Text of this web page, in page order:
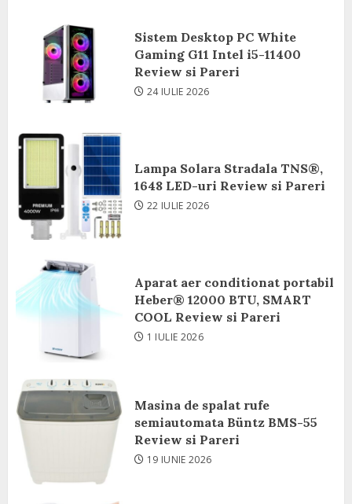
Sistem Desktop PC White
Gaming G11 Intel i5-11400
Review si Pareri
24 IULIE 2026
Lampa Solara Stradala TNS®,
1648 LED-uri Review si Pareri
22 IULIE 2026
Aparat aer conditionat portabil
Heber® 12000 BTU, SMART
COOL Review si Pareri
1 IULIE 2026
Masina de spalat rufe
semiautomata Büntz BMS-55
Review si Pareri
19 IUNIE 2026